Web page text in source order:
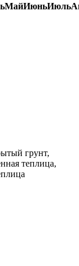
МайИюньИюль
грунт,
теплица,